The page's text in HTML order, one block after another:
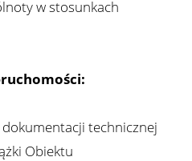
w stosunkach
technicznej
Obiektu